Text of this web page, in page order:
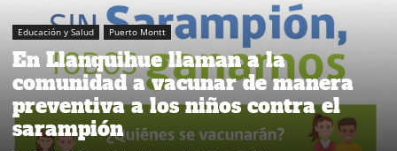
Educación y Salud Puerto Montt
En Llanquihue llaman a la
comunidad a vacunar de manera
preventiva a los niños contra el
sarampión